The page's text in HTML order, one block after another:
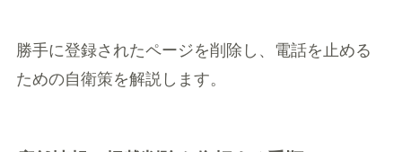
勝手に登録されたページを削除し、電話を止める
ための自衛策を解説します。